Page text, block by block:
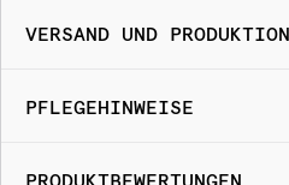
VERSAND UND PRODUKTION
PFLEGEHINWEISE